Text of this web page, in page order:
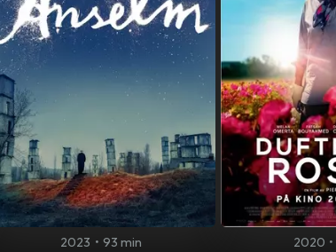
2023 • 93 min 2020 •